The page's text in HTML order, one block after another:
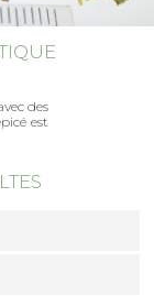
avec des
est